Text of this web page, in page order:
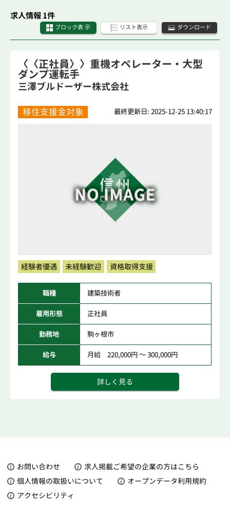
求人情報 1件
ブロック表 示 リスト表示 ダウンロード
〈〈正社員〉〉重機オペレーター・大型
ダンプ運転手
三澤ブルドーザー株式会社
移住支援金対象 最終更新日: 2025-12-25 13:40:17
経験者優遇 未経験歓迎 資格取得支援
職種 建築技術者
雇用形態 正社員
勤務地 駒ヶ根市
給与 月給 220,000円 ～ 300,000円
詳しく見る
お問い合わせ
求人掲載ご希望の企業の方はこちら
個人情報の取扱いについて
オープンデータ利用規約
アクセシビリティ